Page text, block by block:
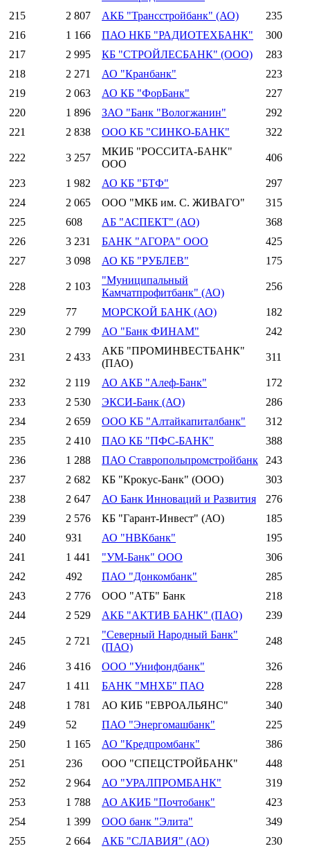
215
2 807 АКБ "Трансстройбанк" (АО)
235
216
1 166 ПАО НКБ "РАДИОТЕХБАНК"
300
217
2 995 КБ "СТРОЙЛЕСБАНК" (ООО)
283
218
2 271 АО "Кранбанк"
223
219
2 063 АО КБ "ФорБанк"
227
220
1 896 ЗАО "Банк "Вологжанин"
292
221
2 838 ООО КБ "СИНКО-БАНК" 322
222 3 257
МКИБ "РОССИТА-БАНК"
ООО
406
223 1 982 АО КБ "БТФ"
297
224
2 065 ООО "МКБ им. С. ЖИВАГО"
315
225
608 АБ "АСПЕКТ" (АО)
368
226
3 231 БАНК "АГОРА" ООО
425
227
3 098 АО КБ "РУБЛЕВ" 175
228 2 103
"Муниципальный
Камчатпрофитбанк" (АО)
256
229 77 МОРСКОЙ БАНК (АО)
182
230
2 799 АО "Банк ФИНАМ" 242
231 2 433
АКБ "ПРОМИНВЕСТБАНК"
(ПАО)
311
232 2 119 АО АКБ "Алеф-Банк"
172
233
2 530 ЭКСИ-Банк (АО)
286
234
2 659 ООО КБ "Алтайкапиталбанк"
312
235
2 410 ПАО КБ "ПФС-БАНК"
388
236
1 288 ПАО Ставропольпромстройбанк
243
237
2 682 КБ "Крокус-Банк" (ООО)
303
238
2 647 АО Банк Инноваций и Развития
276
239
2 576 КБ "Гарант-Инвест" (АО)
185
240
931 АО "НВКбанк"
195
241
1 441 "УМ-Банк" ООО
306
242
492 ПАО "Донкомбанк"
285
243
2 776 ООО "АТБ" Банк
218
244
2 529 АКБ "АКТИВ БАНК" (ПАО) 239
245 2 721
"Северный Народный Банк"
(ПАО)
248
246 3 416 ООО "Унифондбанк"
326
247
1 411 БАНК "МНХБ" ПАО
228
248
1 781 АО КИБ "ЕВРОАЛЬЯНС"
340
249
52 ПАО "Энергомашбанк"
225
250
1 165 АО "Кредпромбанк"
386
251
236 ООО "СПЕЦСТРОЙБАНК"
448
252
2 964 АО "УРАЛПРОМБАНК"
319
253
1 788 АО АКИБ "Почтобанк"
423
254
1 399 ООО банк "Элита"
349
255
2 664 АКБ "СЛАВИЯ" (АО)
230